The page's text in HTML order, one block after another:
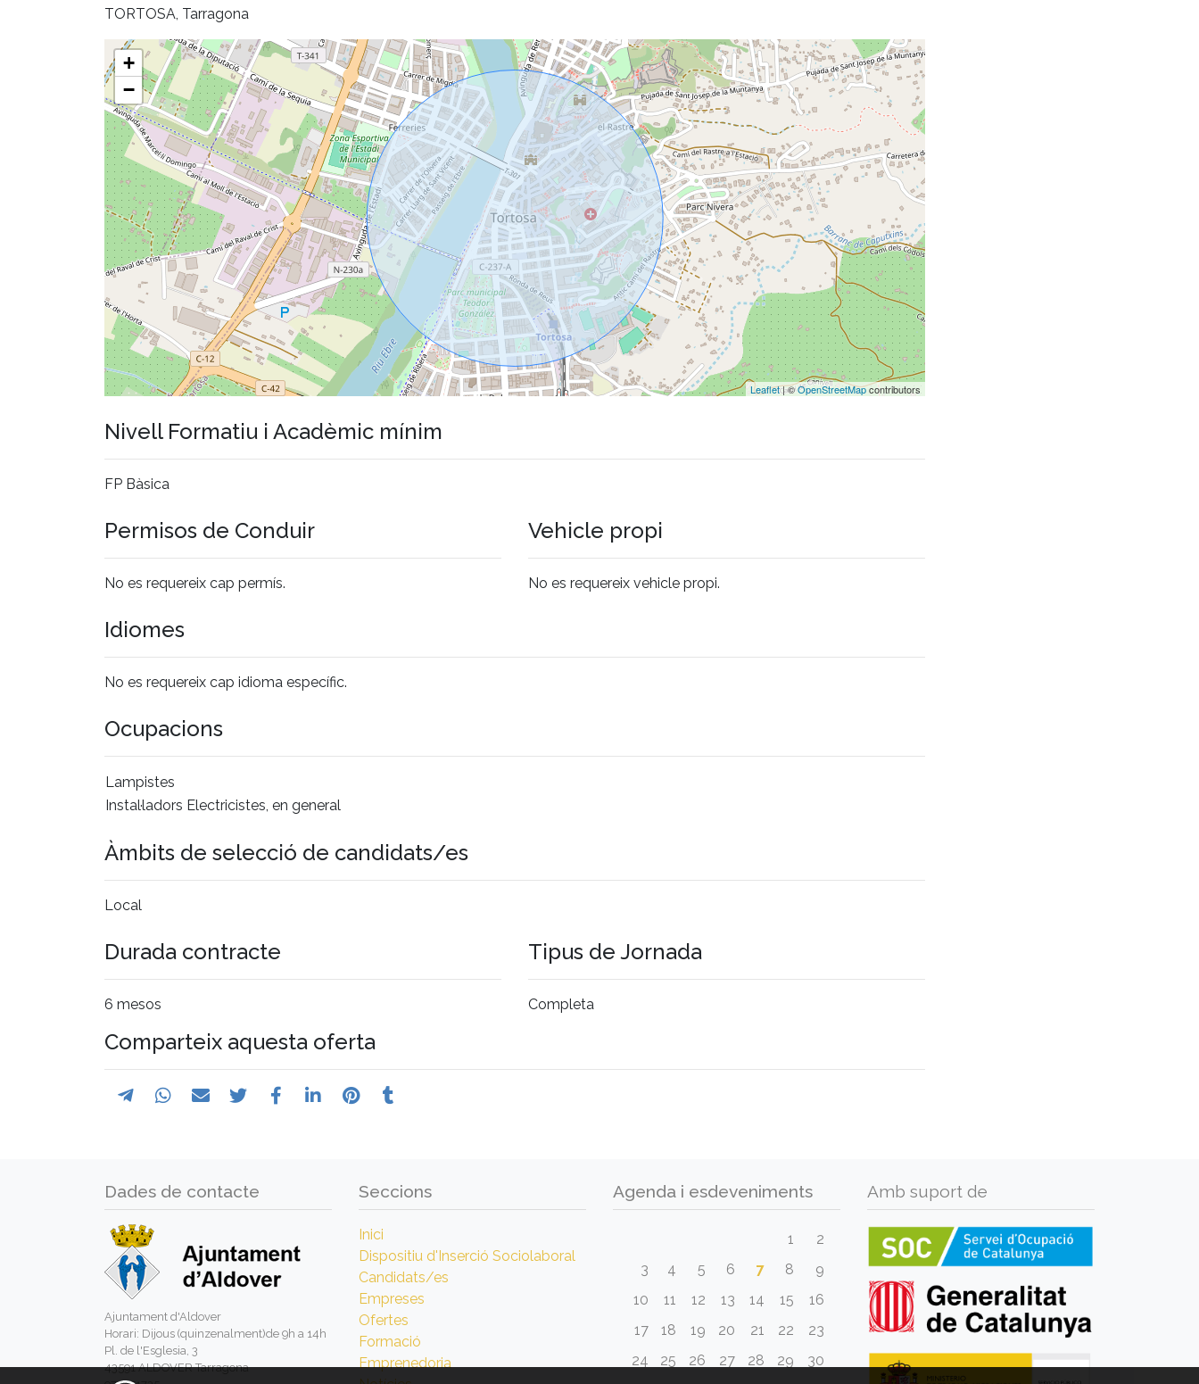
TORTOSA, Tarragona
+
−
Leaflet| ©OpenStreetMapcontributors
Nivell Formatiu i Acadèmic mínim
FP Bàsica
Permisos de Conduir
No es requereix cap permís.
Vehicle propi
No es requereix vehicle propi.
Idiomes
No es requereix cap idioma específic.
Ocupacions
Lampistes
Instal·ladors Electricistes, en general
Àmbits de selecció de candidats/es
Local
Durada contracte
6 mesos
Tipus de Jornada
Completa
Comparteix aquesta oferta
Dades de contacte
Ajuntament d'Aldover
Horari: Dijous (quinzenalment)de 9h a 14h
Pl. de l'Esglesia, 3
43591 ALDOVER Tarragona
Seccions
Inici
Dispositiu d'Inserció Sociolaboral
Candidats/es
Empreses
Ofertes
Formació
Emprenedoria
Agenda i esdeveniments
1
2
3
4 5 6 7 8
9
10
11 12 13 14 15
16
17
18 19 20 21 22
23
24
25 26 27 28 29
30
Amb suport de